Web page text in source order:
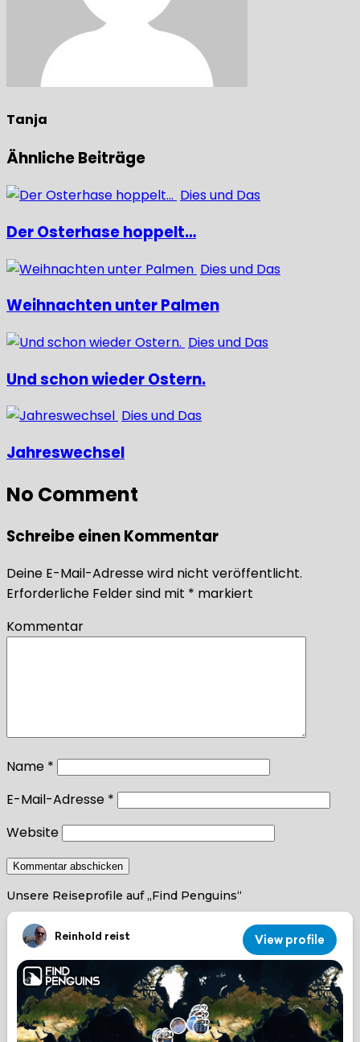
Tanja
Ähnliche Beiträge
Dies und Das
Der Osterhase hoppelt…
Dies und Das
Weihnachten unter Palmen
Dies und Das
Und schon wieder Ostern.
Dies und Das
Jahreswechsel
No Comment
Schreibe einen Kommentar
Deine E-Mail-Adresse wird nicht veröffentlicht.
Erforderliche Felder sind mit * markiert
Kommentar
Name *
E-Mail-Adresse *
Website
Unsere Reiseprofile auf „Find Penguins“